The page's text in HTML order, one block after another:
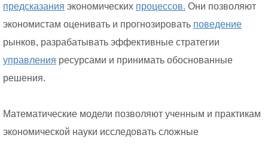
предсказания экономических процессов. Они позволяют
экономистам оценивать и прогнозировать поведение
рынков, разрабатывать эффективные стратегии
управления ресурсами и принимать обоснованные
решения.
Математические модели позволяют ученным и практикам
экономической науки исследовать сложные